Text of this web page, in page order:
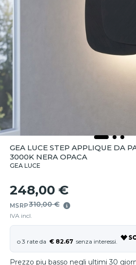
GEA LUCE STEP APPLIQUE DA
3000K NERA OPACA
GEA LUCE
248,00 €
MSRP310,00 €
IVA incl.
€ 82.67
Prezzo piu basso negli ultimi 30